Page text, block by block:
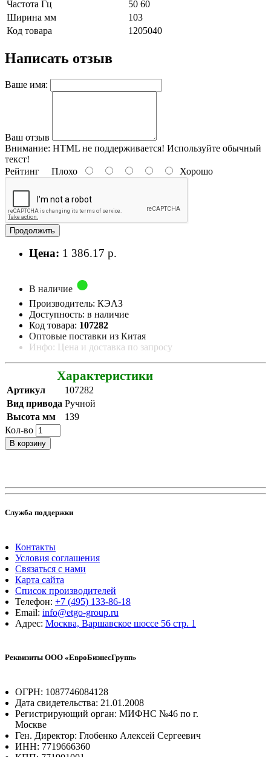
Частота Гц
50 60
Ширина мм
103
Код товара
1205040
Написать отзыв
Ваше имя:
Ваш отзыв
Внимание: HTML не поддерживается! Используйте обычный
текст!
Рейтинг Плохо Хорошо
Продолжить
Цена: 1 386.17 р.
В наличие
Производитель: КЭАЗ
Доступность: в наличие
Код товара: 107282
Оптовые поставки из Китая
Инфо: Цена и доставка по запросу
Характеристики
Артикул
107282
Вид привода Ручной
Высота мм
139
Кол-во
В корзину
Служба поддержки
Контакты
Условия соглашения
Связаться с нами
Карта сайта
Список производителей
Телефон: +7 (495) 133-86-18
Email: info@etgo-group.ru
Адрес: Москва, Варшавское шоссе 56 стр. 1
Реквизиты ООО «ЕвроБизнесГрупп»
ОГРН: 1087746084128
Дата свидетельства: 21.01.2008
Регистрирующий орган: МИФНС №46 по г.
Москве
Ген. Директор: Глобенко Алексей Сергеевич
ИНН: 7719666360